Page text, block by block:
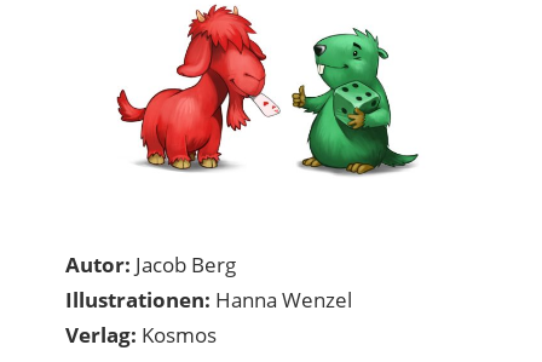
Autor: Jacob Berg
Illustrationen: Hanna Wenzel
Verlag: Kosmos